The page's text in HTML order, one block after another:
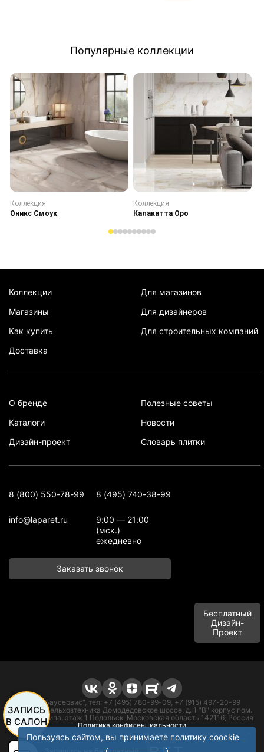
Популярные коллекции
Коллекция
Оникс Смоук
Коллекция
Калакатта Оро
Коллекции
Магазины
Как купить
Доставка
Для магазинов
Для дизайнеров
Для строительных компаний
О бренде
Каталоги
Дизайн-проект
Полезные советы
Новости
Словарь плитки
8 (800) 550-78-99 8 (495) 740-38-99
info@laparet.ru
9:00 — 21:00
(мск.)
ежедневно
Заказать звонок
Бесплатный
Дизайн-
Проект
ООО "Баусервис", тел: +7 (495) 780-99-09, +7 (915) 497-20-99
Адрес: п. Сельхозтехника Домодедовское шоссе, д. 1 "В" корпус пом.
офисного типа, этаж 1 Подольск, Московская область 142116, Россия
Политика конфиденциальности
Вся информация на сайте носит справочный характер и не является
публичной офертой в соответствии с пунктом 2 ст атьи 437 ГК РФ
ЗАПИСЬ
В САЛОН
Пользуясь сайтом, вы принимаете политику coockie